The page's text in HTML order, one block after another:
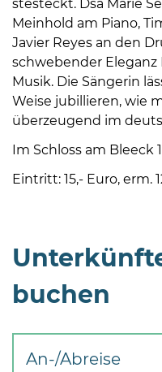
stesteckt. Dsa Marie
Meinhold am Piano,
Javier Reyes an den
schwebender Eleganz
Musik. Die Sängerin
Weise jubillieren, wie
überzeugend im
Im Schloss am Bleeck
Eintritt: 15,- Euro, erm.
buchen
An-/Abreise